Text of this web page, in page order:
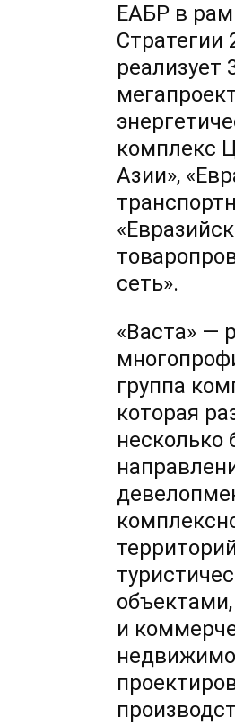
ЕАБР в
Стратегии
реализует
комплекс
Азии»,
сеть».
«Васта» —
группа
которая
несколько
и